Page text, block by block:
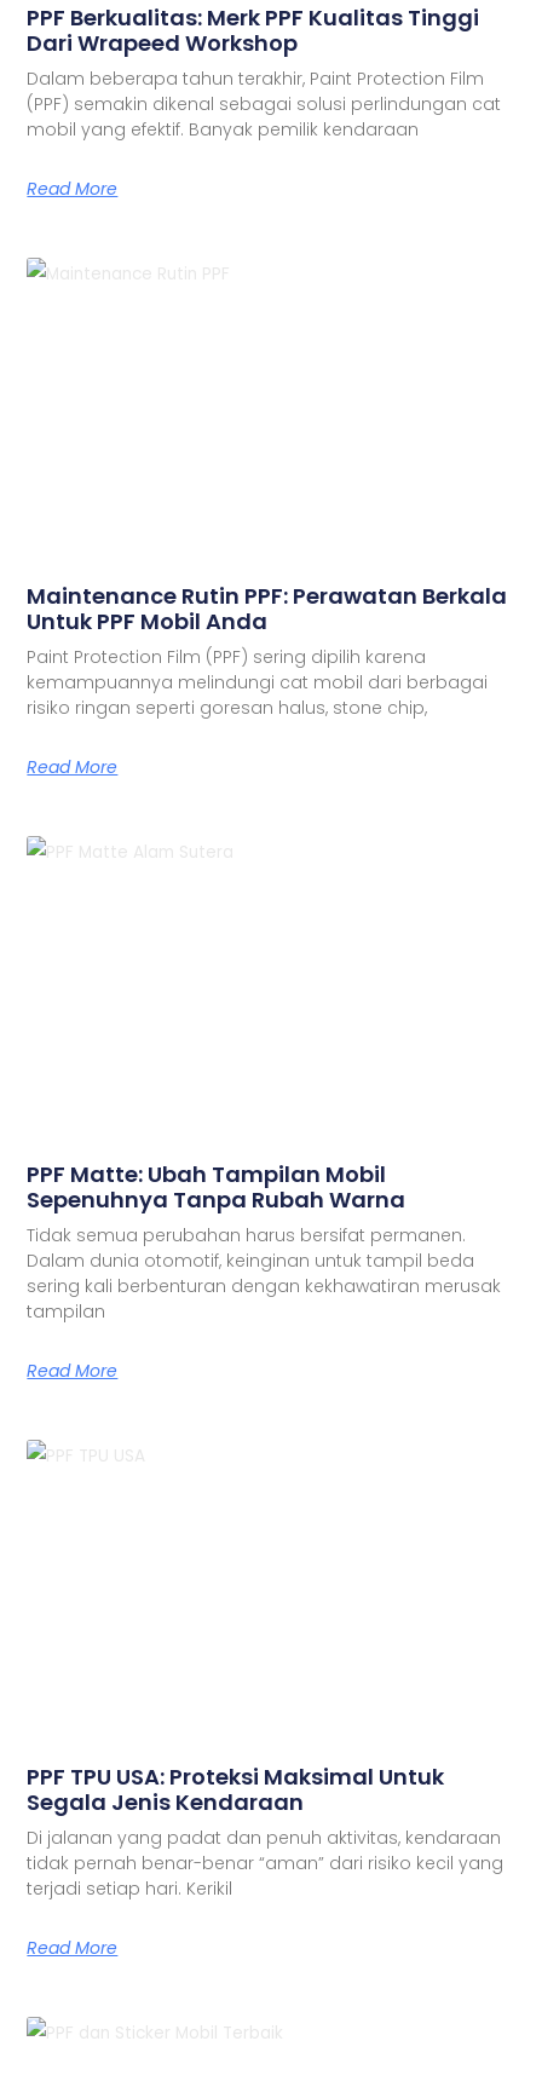
PPF Berkualitas: Merk PPF Kualitas Tinggi
Dari Wrapeed Workshop
Dalam beberapa tahun terakhir, Paint Protection Film
(PPF) semakin dikenal sebagai solusi perlindungan cat
mobil yang efektif. Banyak pemilik kendaraan
Read More
Maintenance Rutin PPF: Perawatan Berkala
Untuk PPF Mobil Anda
Paint Protection Film (PPF) sering dipilih karena
kemampuannya melindungi cat mobil dari berbagai
risiko ringan seperti goresan halus, stone chip,
Read More
PPF Matte: Ubah Tampilan Mobil
Sepenuhnya Tanpa Rubah Warna
Tidak semua perubahan harus bersifat permanen.
Dalam dunia otomotif, keinginan untuk tampil beda
sering kali berbenturan dengan kekhawatiran merusak
tampilan
Read More
PPF TPU USA: Proteksi Maksimal Untuk
Segala Jenis Kendaraan
Di jalanan yang padat dan penuh aktivitas, kendaraan
tidak pernah benar-benar “aman” dari risiko kecil yang
terjadi setiap hari. Kerikil
Read More